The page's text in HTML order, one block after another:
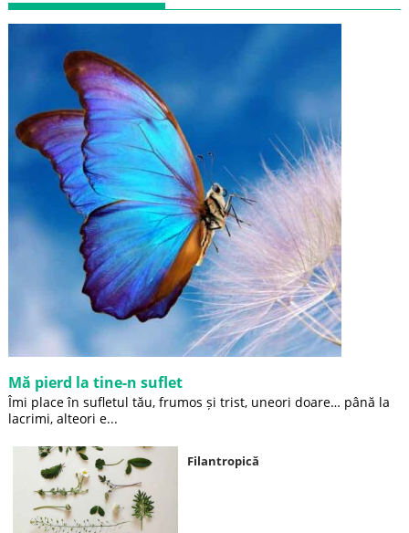
Mă pierd la tine-n suflet
Îmi place în sufletul tău, frumos și trist, uneori doare… până la
lacrimi, alteori e...
Filantropică